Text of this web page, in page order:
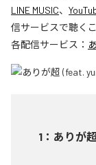
LINE MUSIC、
信サービスで聴く
各配信サービス：
1 ： ありが